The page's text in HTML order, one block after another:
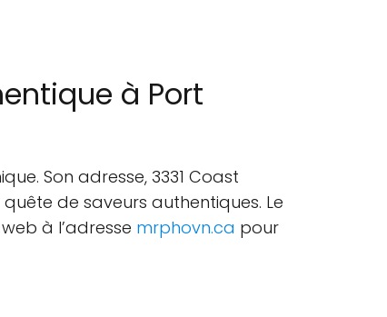
à Port
Son adresse, 3331 Coast
de saveurs authentiques. Le
à l’adresse mrphovn.ca pour